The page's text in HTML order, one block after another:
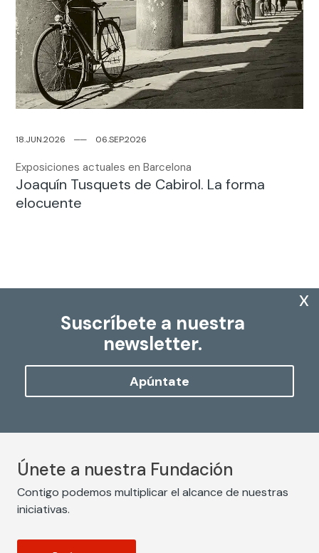
18.JUN.2026── 06.SEP.2026
Exposiciones actuales en Barcelona
Joaquín Tusquets de Cabirol. La forma
elocuente
Suscríbete a nuestra
newsletter.
Apúntate
x
Únete a nuestra Fundación
Contigo podemos multiplicar el alcance de nuestras
iniciativas.